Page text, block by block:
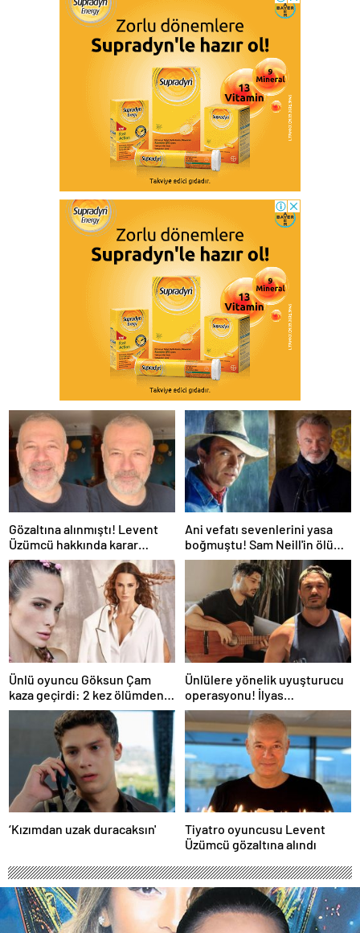
Gözaltına alınmıştı! Levent
Üzümcü hakkında karar
verildi
Ani vefatı sevenlerini yasa
boğmuştu! Sam Neill'in ölüm
nedeni belli oldu
Ünlü oyuncu Göksun Çam
kaza geçirdi: 2 kez ölümden
döndüm
Ünlülere yönelik uyuşturucu
operasyonu! İlyas
Yalçıntaş'tan ilk açıklama
‘Kızımdan uzak duracaksın'
Tiyatro oyuncusu Levent
Üzümcü gözaltına alındı